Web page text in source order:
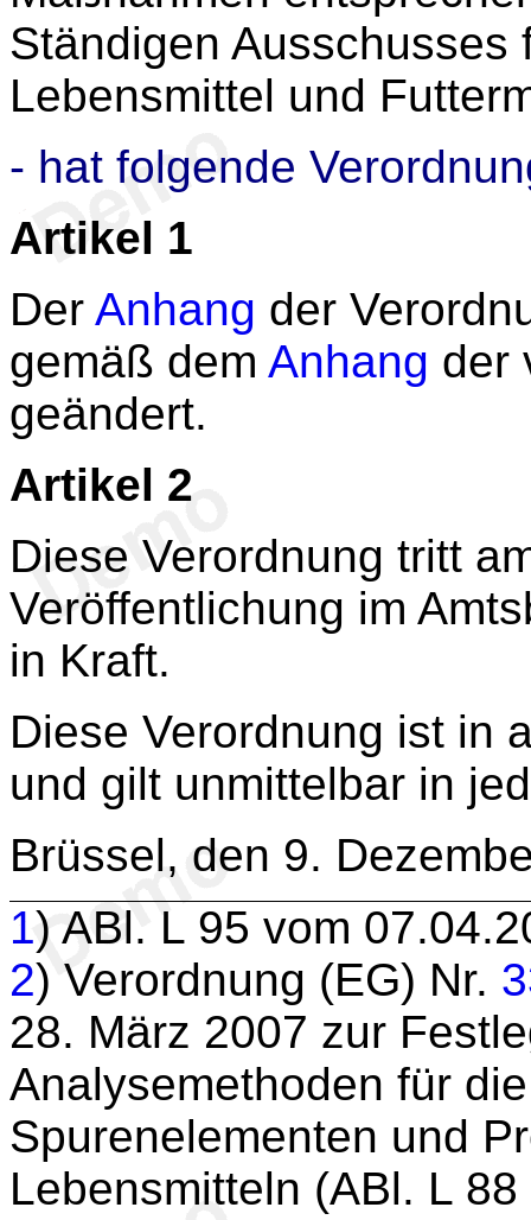
Ständigen Ausschusses
Lebensmittel und
- hat folgende
Artikel 1
Der Anhang der
gemäß dem Anhang der
geändert.
Artikel 2
Diese Verordnung tritt
Veröffentlichung im
in Kraft.
Diese Verordnung ist in
und gilt unmittelbar in
Brüssel, den 9.
1) ABl. L 95 vom
2) Verordnung (EG) Nr.
28. März 2007 zur
Analysemethoden für
Spurenelementen und
Lebensmitteln (ABl. L